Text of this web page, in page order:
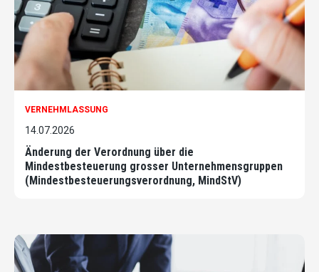
VERNEHMLASSUNG
14.07.2026
Änderung der Verordnung über die
Mindestbesteuerung grosser Unternehmensgruppen
(Mindestbesteuerungsverordnung, MindStV)